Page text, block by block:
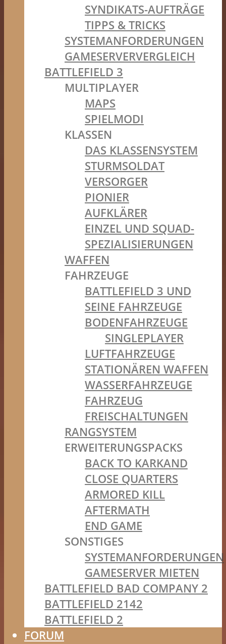
SYNDIKATS-AUFTRÄGE
TIPPS & TRICKS
SYSTEMANFORDERUNGEN
GAMESERVERVERGLEICH
BATTLEFIELD 3
MULTIPLAYER
MAPS
SPIELMODI
KLASSEN
DAS KLASSENSYSTEM
STURMSOLDAT
VERSORGER
PIONIER
AUFKLÄRER
EINZEL UND SQUAD-
SPEZIALISIERUNGEN
WAFFEN
FAHRZEUGE
BATTLEFIELD 3 UND
SEINE FAHRZEUGE
BODENFAHRZEUGE
SINGLEPLAYER
LUFTFAHRZEUGE
STATIONÄREN WAFFEN
WASSERFAHRZEUGE
FAHRZEUG
FREISCHALTUNGEN
RANGSYSTEM
ERWEITERUNGSPACKS
BACK TO KARKAND
CLOSE QUARTERS
ARMORED KILL
AFTERMATH
END GAME
SONSTIGES
SYSTEMANFORDERUNGEN
GAMESERVER MIETEN
BATTLEFIELD BAD COMPANY 2
BATTLEFIELD 2142
BATTLEFIELD 2
FORUM